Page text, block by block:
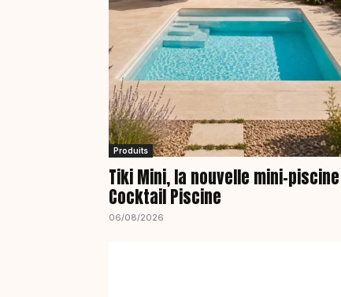
Produits
Tiki Mini, la nouvelle mini-
Cocktail Piscine
06/08/2026